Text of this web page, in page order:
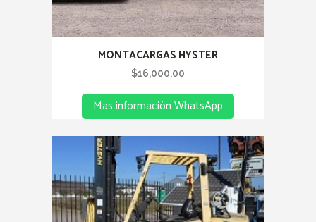
MONTACARGAS HYSTER
$16,000.00
Mas información WhatsApp